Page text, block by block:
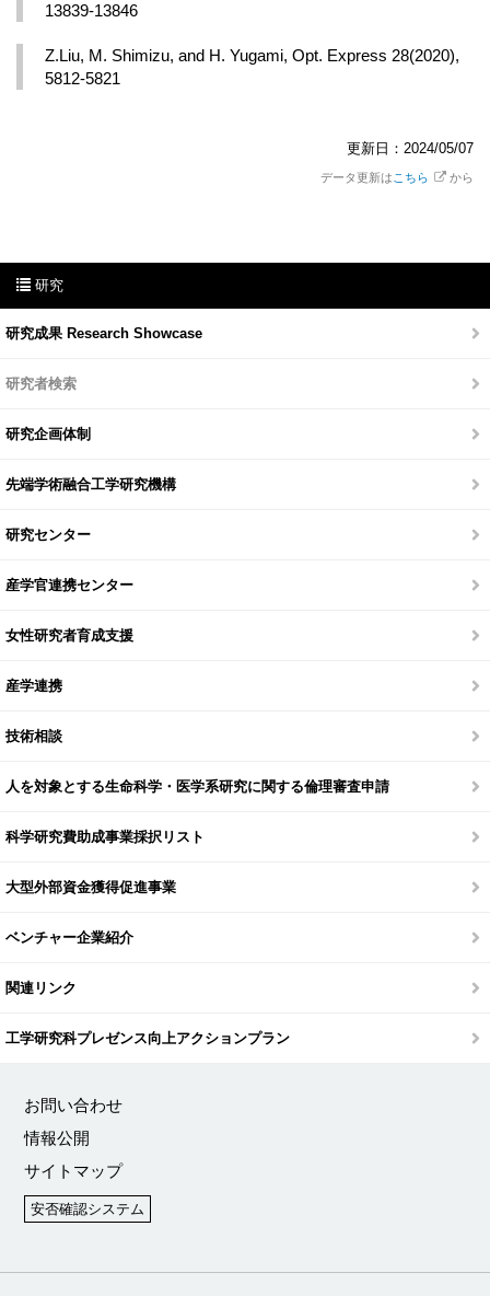
13839-13846
Z.Liu, M. Shimizu, and H. Yugami, Opt. Express 28(2020),
5812-5821
更新日：2024/05/07
データ更新は こちら から
研究
研究成果 Research Showcase
研究者検索
研究企画体制
先端学術融合工学研究機構
研究センター
産学官連携センター
女性研究者育成支援
産学連携
技術相談
人を対象とする生命科学・医学系研究に関する倫理審査申請
科学研究費助成事業採択リスト
大型外部資金獲得促進事業
ベンチャー企業紹介
関連リンク
工学研究科プレゼンス向上アクションプラン
お問い合わせ
情報公開
サイトマップ
安否確認システム